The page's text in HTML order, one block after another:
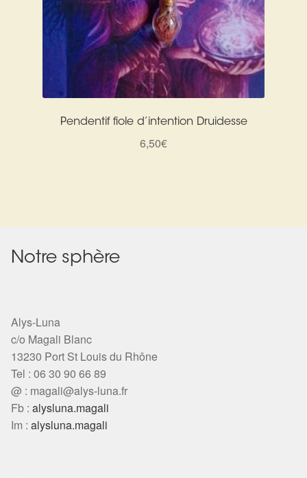
Pendentif fiole d’intention Druidesse
6,50€
Notre sphère
Alys-Luna
c/o Magali Blanc
13230 Port St Louis du Rhône
Tel : 06 30 90 66 89
@ : magali@alys-luna.fr
Fb : alysluna.magali
Im : alysluna.magali